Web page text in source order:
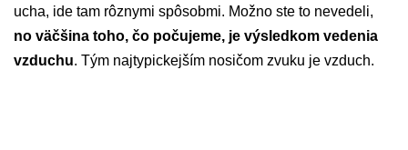
ucha, ide tam rôznymi spôsobmi. Možno ste to nevedeli,
no väčšina toho, čo počujeme, je výsledkom vedenia
vzduchu. Tým najtypickejším nosičom zvuku je vzduch.